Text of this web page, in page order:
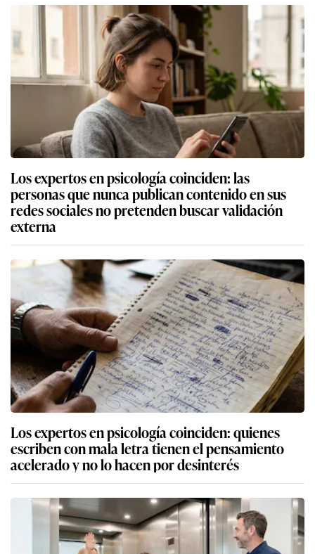
Los expertos en psicología coinciden: las
personas que nunca publican contenido en sus
redes sociales no pretenden buscar validación
externa
Los expertos en psicología coinciden: quienes
escriben con mala letra tienen el pensamiento
acelerado y no lo hacen por desinterés